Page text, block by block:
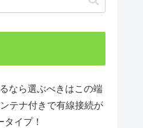
なら選ぶべきはこの端
テナ付きで有線接続が
イプ！